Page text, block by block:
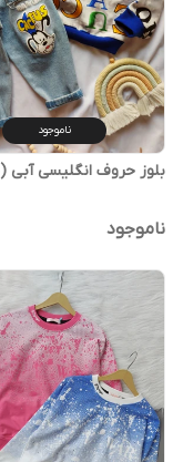
ناموجود
بلوز حروف انگلیسی آبی (594800)
ناموجود